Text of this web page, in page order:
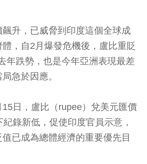
升，已威脅到印度這個全球成
，自2月爆發危機後，盧比重貶
年跌勢，也是今年亞洲表現最差
急於因應。
日，盧比（rupee）兌美元匯價
錄新低，促使印度官員示意，
已成為總體經濟的重要優先目